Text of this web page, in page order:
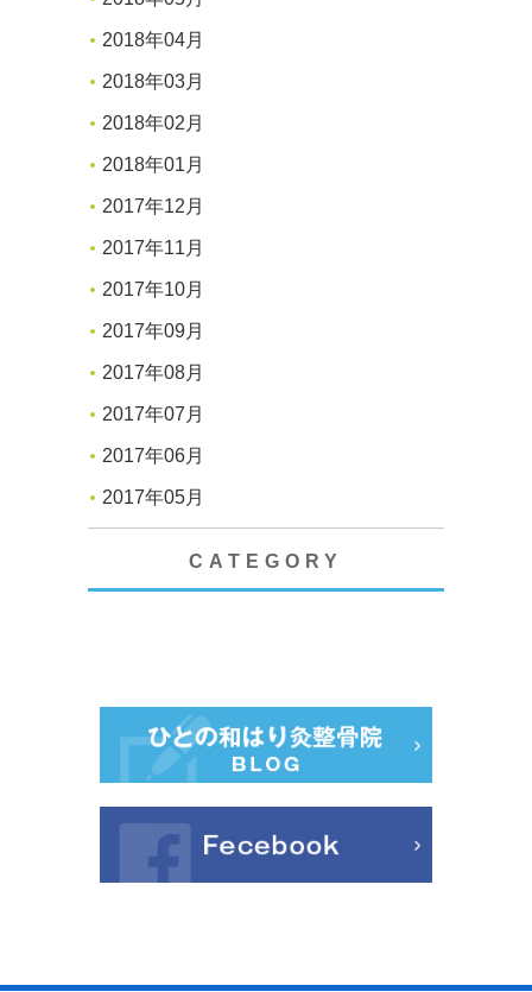
2018年04月
2018年03月
2018年02月
2018年01月
2017年12月
2017年11月
2017年10月
2017年09月
2017年08月
2017年07月
2017年06月
2017年05月
CATEGORY